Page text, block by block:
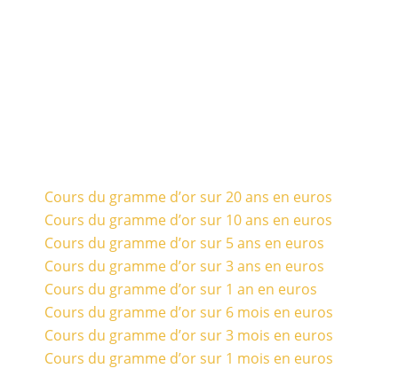
Cours du gramme d’or sur 20 ans en euros
Cours du gramme d’or sur 10 ans en euros
Cours du gramme d’or sur 5 ans en euros
Cours du gramme d’or sur 3 ans en euros
Cours du gramme d’or sur 1 an en euros
Cours du gramme d’or sur 6 mois en euros
Cours du gramme d’or sur 3 mois en euros
Cours du gramme d’or sur 1 mois en euros